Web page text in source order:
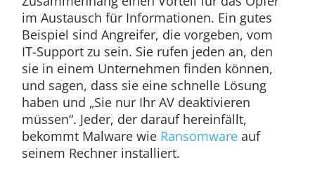
im Austausch für Informationen. Ein gutes
Beispiel sind Angreifer, die vorgeben, vom
IT-Support zu sein. Sie rufen jeden an, den
sie in einem Unternehmen finden können,
und sagen, dass sie eine schnelle Lösung
haben und „Sie nur Ihr AV deaktivieren
müssen“. Jeder, der darauf hereinfällt,
bekommt Malware wie Ransomwareauf
seinem Rechner installiert.